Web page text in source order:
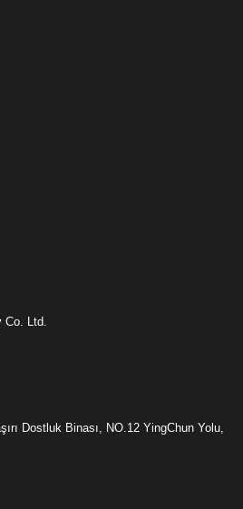
Co. Ltd.
Dostluk Binası, NO.12 YingChun Yolu,